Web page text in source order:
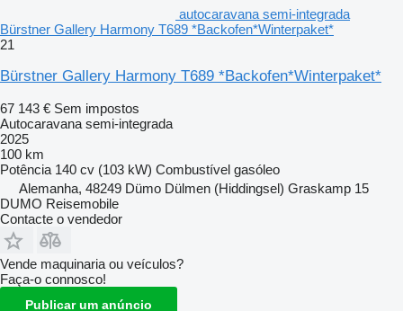
autocaravana semi-integrada
Bürstner Gallery Harmony T689 *Backofen*Winterpaket*
21
Bürstner Gallery Harmony T689 *Backofen*Winterpaket*
67 143 € Sem impostos
Autocaravana semi-integrada
2025
100 km
Potência 140 cv (103 kW) Combustível gasóleo
Alemanha, 48249 Dümo Dülmen (Hiddingsel) Graskamp 15
DUMO Reisemobile
Contacte o vendedor
Vende maquinaria ou veículos?
Faça-o connosco!
Publicar um anúncio